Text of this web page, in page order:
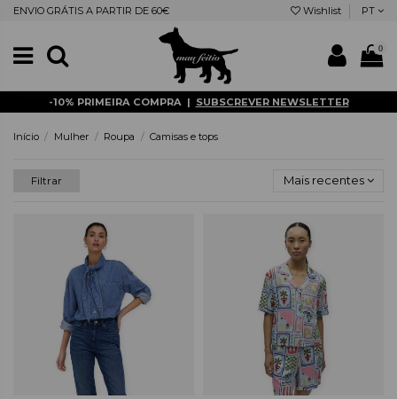
ENVIO GRÁTIS A PARTIR DE 60€ Wishlist PT
0
-10% PRIMEIRA COMPRA | SUBSCREVER NEWSLETTER
Início Mulher Roupa Camisas e tops
Filtrar Mais recentes